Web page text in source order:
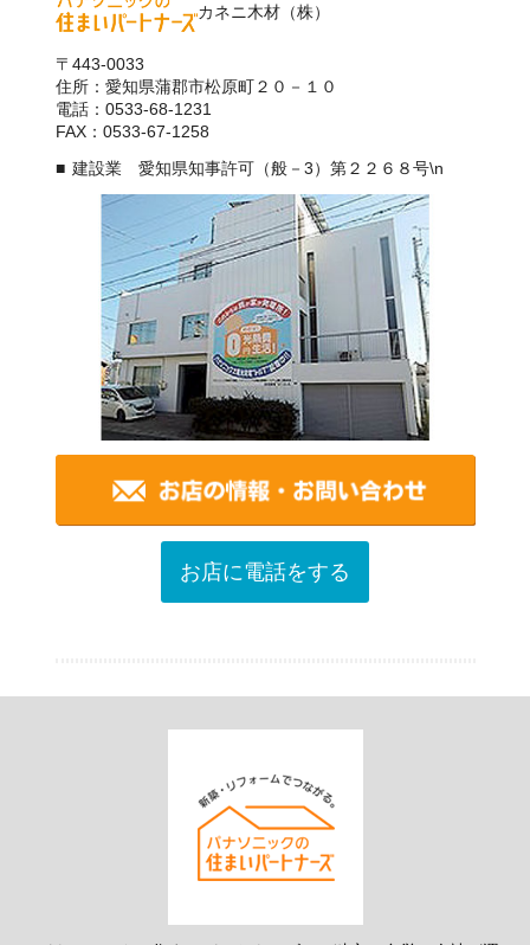
カネニ木材（株）
〒443-0033
住所：愛知県蒲郡市松原町２０－１０
電話：0533-68-1231
FAX：0533-67-1258
建設業 愛知県知事許可（般－3）第２２６８号\n
お店に電話をする